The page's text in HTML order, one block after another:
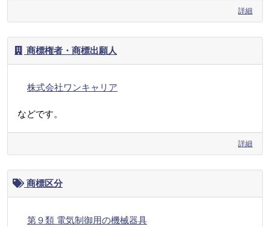
詳細
商標権者・商標出願人
株式会社ワンキャリア
などです。
詳細
商標区分
第９類 電気制御用の機械器具